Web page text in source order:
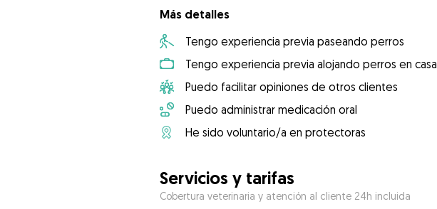
Más detalles
Tengo experiencia previa paseando perros
Tengo experiencia previa alojando perros en casa
Puedo facilitar opiniones de otros clientes
Puedo administrar medicación oral
He sido voluntario/a en protectoras
Servicios y tarifas
Cobertura veterinaria y atención al cliente 24h incluida